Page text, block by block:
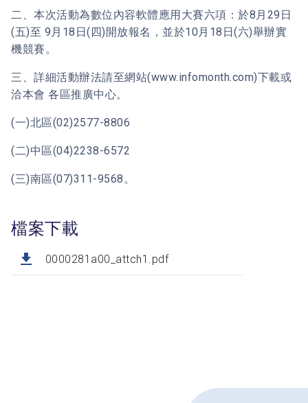
二、本次活動為數位內容軟體應用大賽六項：於8月29日
(五)至 9月18日(四)開放報名，並於10月18日(六)舉辦實
機競賽。
三、詳細活動辦法請至網站(www.infomonth.com)下載或
洽本會 各區推廣中心。
(一)北區(02)2577-8806
(二)中區(04)2238-6572
(三)南區(07)311-9568。
檔案下載
0000281a00_attch1.pdf